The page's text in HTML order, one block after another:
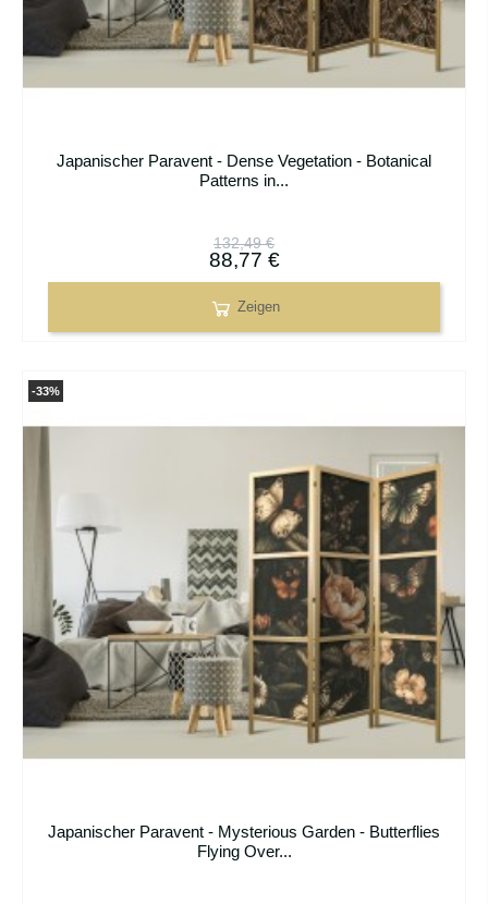
Japanischer Paravent - Dense Vegetation - Botanical
Patterns in...
132,49 €
88,77 €
Zeigen
Japanischer Paravent - Mysterious Garden - Butterflies
Flying Over...
-33%